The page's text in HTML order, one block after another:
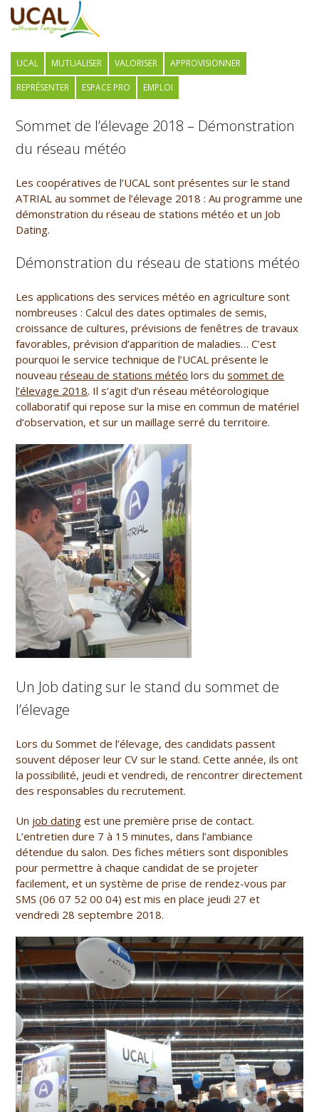
UCAL MUTUALISER VALORISER
APPROVISIONNER
REPRÉSENTER
ESPACE PRO EMPLOI
Sommet de l’élevage 2018 – Démonstration
du réseau météo
Les coopératives de l’UCAL sont présentes sur le stand
ATRIAL au sommet de l’élevage 2018 : Au programme une
démonstration du réseau de stations météo et un Job
Dating.
Démonstration du réseau de stations météo
Les applications des services météo en agriculture sont
nombreuses : Calcul des dates optimales de semis,
croissance de cultures, prévisions de fenêtres de travaux
favorables, prévision d’apparition de maladies… C’est
pourquoi le service technique de l’UCAL présente le
nouveauréseau de stations météo lors dusommet de
l’élevage 2018. Il s’agit d’un réseau météorologique
collaboratif qui repose sur la mise en commun de matériel
d’observation, et sur un maillage serré du territoire.
Un Job dating sur le stand du sommet de
l’élevage
Lors du Sommet de l’élevage, des candidats passent
souvent déposer leur CV sur le stand. Cette année, ils ont
la possibilité, jeudi et vendredi, de rencontrer directement
des responsables du recrutement.
Un job dating est une première prise de contact.
L’entretien dure 7 à 15 minutes, dans l’ambiance
détendue du salon. Des fiches métiers sont disponibles
pour permettre à chaque candidat de se projeter
facilement, et un système de prise de rendez-vous par
SMS (06 07 52 00 04) est mis en place jeudi 27 et
vendredi 28 septembre 2018.